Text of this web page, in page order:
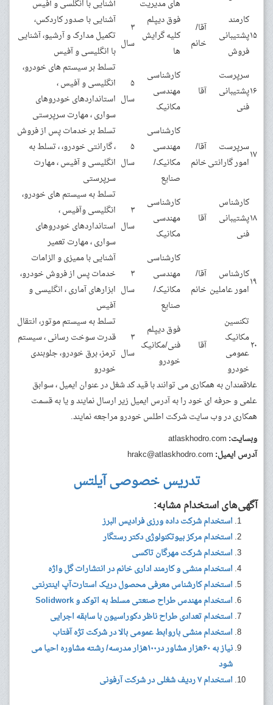
های مدیریت آشنایی با انگلسی و آفیس
۱۵
کارمند
پشتیبانی
فروش
آقا/
خانم
فوق دیپلم
کلیه گرایش
ها
۳
سال
آشنایی با صدور کاردکس،
تکمیل مدارک و آرشیو، آشنایی
با انگلیسی و آفیس
۱۶
سرپرست
پشتیبانی
فنی
آقا
کارشناسی
مهندسی
مکانیک
۵
سال
تسلط بر سیستم های خودرو،
انگلیسی و آفیس ،
استانداردهای خودروهای
سواری ، مهارت سرپرستی
۱۷
سرپرست
امور گارانتی
آقا/
خانم
کارشناسی
مهندسی
مکانیک/
صنایع
۵
سال
تسلط بر خدمات پس از فروش
، گارانتی خودرو، ، تسلط به
انگلیسی و آفیس ، مهارت
سرپرستی
۱۸
کارشناس
پشتیبانی
فنی
آقا
کارشناسی
مهندسی
مکانیک
۳
سال
تسلط به سیستم های خودرو،
انگلیسی وآفیس ،
استانداردهای خودروهای
سواری ، مهارت تعمیر
۱۹
کارشناس
امور عاملین
آقا/
خانم
کارشناسی
مهندسی
مکانیک/
صنایع
۳
سال
آشنایی با ممیزی و الزامات
خدمات پس از فروش خودرو،
ابزارهای آماری ، انگلیسی و
آفیس
۲۰
تکنسین
مکانیک
عمومی
خودرو
آقا
فوق دیپلم
فنی/مکانیک
خودرو
۳
سال
تسلط به سیستم موتور، انتقال
قدرت سوخت رسانی ، سیستم
ترمز، برق خودرو، جلوبندی
خودرو
علاقمندان به همکاری می توانند با قید کد شغل در عنوان ایمیل ، سوابق
علمی و حرفه ای خود را به آدرس ایمیل زیر ارسال نمایند و یا به قسمت
همکاری در وب سایت شرکت اطلس خودرو مراجعه نمایند.
وبسایت:
آدرس ایمیل: hrakc@atlaskhodro.com
تدریس خصوصی آیلتس
آگهی‌های استخدام مشابه:
استخدام شرکت داده ورزی فرادیس البرز
استخدام مرکز بیوتکنولوژی دکتر رستگار
استخدام شرکت مهرگان تاکسی
استخدام منشی و کارمند اداری خانم در انتشارات گل‌ واژه
استخدام کارشناس معرفی محصول دریک استارت‌آپ‌ اینترنتی
استخدام مهندس طراح صنعتی مسلط به اتوکد و Solidwork
استخدام تعدادی طراح ناظر دکوراسیون با سابقه اجرایی
استخدام منشی باروابط عمومی بالا در شرکت تژه آفتاب
نیاز به ۶۰هزار مشاور در۱۰۰هزار مدرسه/ رشته مشاوره احیا می
شود
استخدام ۷ ردیف شغلی در شرکت آرفونی